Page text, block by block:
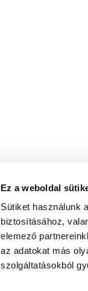
Ez a weboldal
Sütiket használunk
biztosításához,
elemező
az adatokat más
szolgáltatásokból